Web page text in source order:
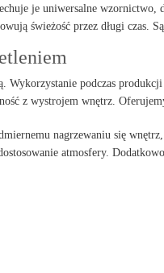
je uniwersalne
świeżość przez długi czas.
podczas
z wystrojem wnętrz.
nagrzewaniu się
atmosfery.